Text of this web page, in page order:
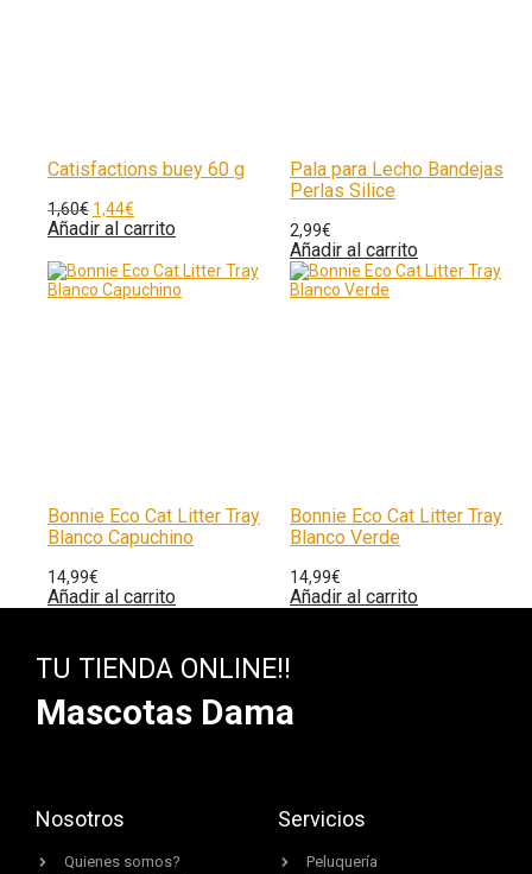
Catisfactions buey 60 g
1,60€ 1,44€
Añadir al carrito
Pala para Lecho Bandejas
Perlas Silice
2,99€
Añadir al carrito
Bonnie Eco Cat Litter Tray
Blanco Capuchino
14,99€
Añadir al carrito
Bonnie Eco Cat Litter Tray
Blanco Verde
14,99€
Añadir al carrito
TU TIENDA ONLINE!!
Mascotas Dama
Nosotros
Quienes somos?
Servicios
Peluquería